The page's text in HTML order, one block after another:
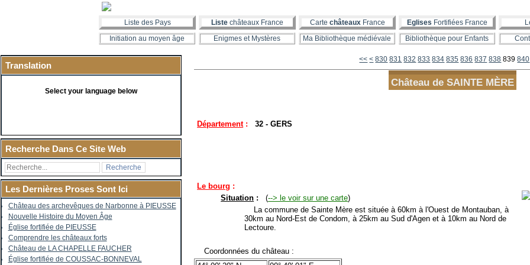
Liste des Pays Liste châteaux France Carte châteauxFrance Eglises Fortifiées France
Initiation au moyen âge
Enigmes et Mystères Ma Bibliothèque médiévale Bibliothèque pour Enfants
Translation
Select your language below
Recherche Dans Ce Site Web
Les Dernières Proses Sont Ici
Château des archevêques de Narbonne à PIEUSSE
Nouvelle Histoire du Moyen Âge
Église fortifiée de PIEUSSE
Comprendre les châteaux forts
Château de LA CHAPELLE FAUCHER
Église fortifiée de COUSSAC-BONNEVAL
<< < 800
810
820
830 831 832 833 834 835 836 837 838 839 840
Château de SAINTE MÈRE
Département:32 - GERS
Le bourg :
Situation : (--> le voir sur une carte)
La commune de Sainte Mère est située à 60km à l'Ouest de Montauban, à
30km au Nord-Est de Condom, à 25km au Sud d'Agen et à 10km au Nord de
Lectoure.
Coordonnées du château :